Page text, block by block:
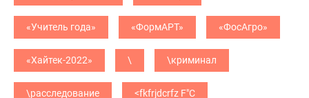
«Учитель года» «ФормАРТ» «ФосАгро»
«Хайтек-2022» \ \криминал
\расследование <fkfrjdcrfz F"C